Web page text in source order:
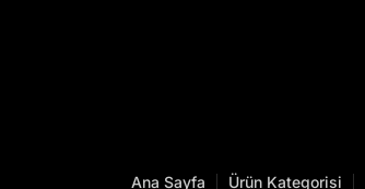
Ana Sayfa Ürün Kategorisi